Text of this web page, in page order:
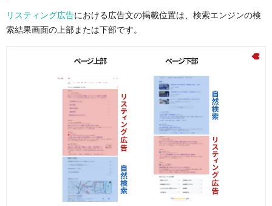
フレームワークを活用する
変化型
感情移入型
まとめ：日々の生活からインプットを
リスティング広告における広告文の掲載位置は、検索エンジンの検
索結果画面の上部または下部です。